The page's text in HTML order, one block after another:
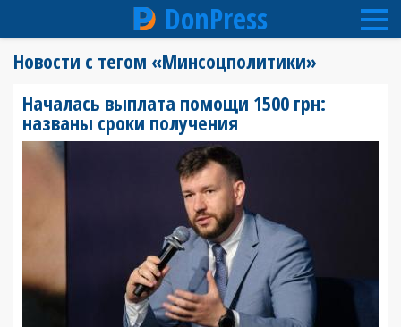
содержанию
DonPress
Новости с тегом «Минсоцполитики»
Началась выплата помощи 1500 грн:
названы сроки получения